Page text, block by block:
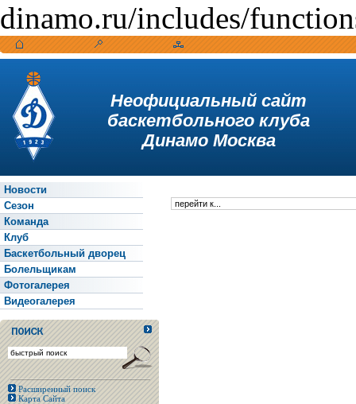
dinamo.ru/includes/
Неофициальный сайт
баскетбольного клуба
Динамо Москва
Новости
Сезон
Команда
Клуб
Баскетбольный дворец
Болельщикам
Фотогалерея
Видеогалерея
Расширенный поиск
Карта Сайта